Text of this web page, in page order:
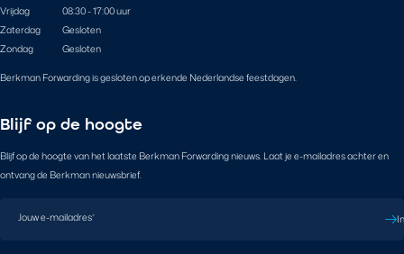
Vrijdag
08:30 - 17:00 uur
Zaterdag
Gesloten
Zondag
Gesloten
Berkman Forwarding is gesloten op erkende Nederlandse feestdagen.
Blijf op de hoogte
Blijf op de hoogte van het laatste Berkman Forwarding nieuws. Laat je e-mailadres achter en
ontvang de Berkman nieuwsbrief.
Jouw e-mailadres*